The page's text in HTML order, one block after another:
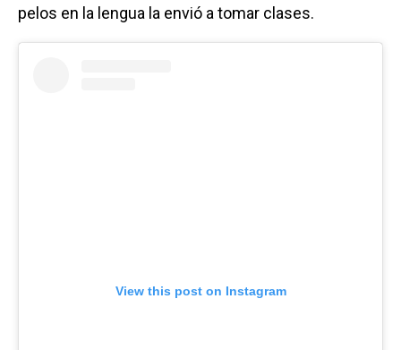
pelos en la lengua la envió a tomar clases.
View this post on Instagram